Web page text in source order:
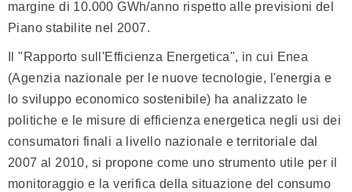
margine di 10.000 GWh/anno rispetto alle previsioni del
Piano stabilite nel 2007.
Il "Rapporto sull'Efficienza Energetica", in cui Enea
(Agenzia nazionale per le nuove tecnologie, l'energia e
lo sviluppo economico sostenibile) ha analizzato le
politiche e le misure di efficienza energetica negli usi dei
consumatori finali a livello nazionale e territoriale dal
2007 al 2010, si propone come uno strumento utile per il
monitoraggio e la verifica della situazione del consumo